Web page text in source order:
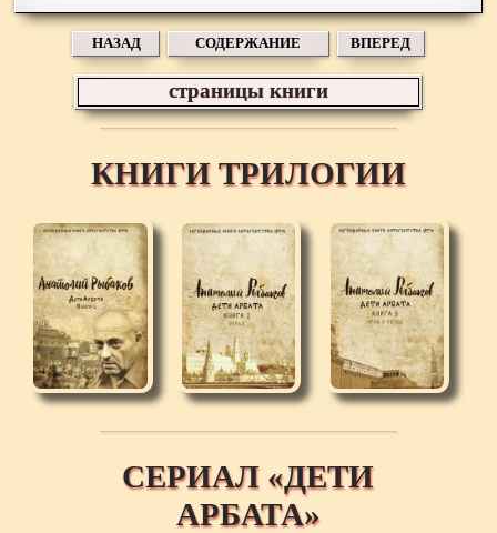
НАЗАД СОДЕРЖАНИЕ ВПЕРЕД
страницы книги
КНИГИ ТРИЛОГИИ
СЕРИАЛ «ДЕТИ
АРБАТА»